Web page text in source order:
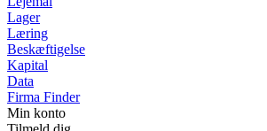
Lager
Læring
Beskæftigelse
Kapital
Data
Firma Finder
Min konto